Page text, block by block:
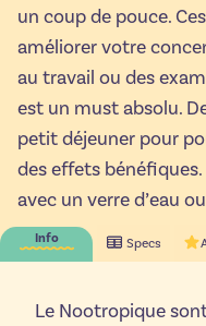
un coup de pouce.
améliorer votre
au travail ou des
est un must absolu.
petit déjeuner pour
des effets
avec un verre d’eau
Info Specs
Le Nootropique